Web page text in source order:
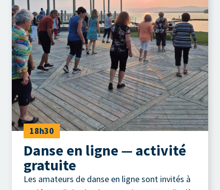
18h30
Danse en ligne — activité
gratuite
Les amateurs de danse en ligne sont invités à